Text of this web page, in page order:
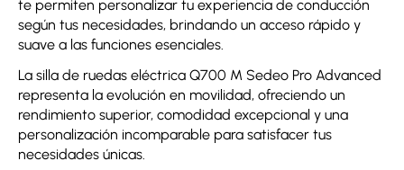
te permiten personalizar tu experiencia de conducción
según tus necesidades, brindando un acceso rápido y
suave a las funciones esenciales.
La silla de ruedas eléctrica Q700 M Sedeo Pro Advanced
representa la evolución en movilidad, ofreciendo un
rendimiento superior, comodidad excepcional y una
personalización incomparable para satisfacer tus
necesidades únicas.